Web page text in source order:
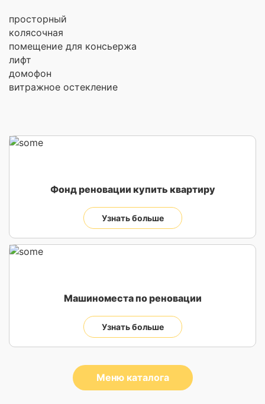
просторный
колясочная
помещение для консьержа
лифт
домофон
витражное остекление
Фонд реновации купить квартиру
Узнать больше
Машиноместа по реновации
Узнать больше
Меню каталога